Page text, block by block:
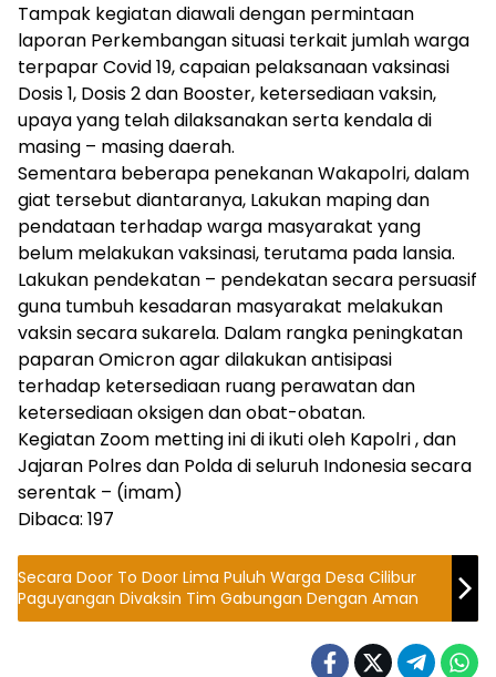
Tampak kegiatan diawali dengan permintaan
laporan Perkembangan situasi terkait jumlah warga
terpapar Covid 19, capaian pelaksanaan vaksinasi
Dosis 1, Dosis 2 dan Booster, ketersediaan vaksin,
upaya yang telah dilaksanakan serta kendala di
masing – masing daerah.
Sementara beberapa penekanan Wakapolri, dalam
giat tersebut diantaranya, Lakukan maping dan
pendataan terhadap warga masyarakat yang
belum melakukan vaksinasi, terutama pada lansia.
Lakukan pendekatan – pendekatan secara persuasif
guna tumbuh kesadaran masyarakat melakukan
vaksin secara sukarela. Dalam rangka peningkatan
paparan Omicron agar dilakukan antisipasi
terhadap ketersediaan ruang perawatan dan
ketersediaan oksigen dan obat-obatan.
Kegiatan Zoom metting ini di ikuti oleh Kapolri , dan
Jajaran Polres dan Polda di seluruh Indonesia secara
serentak – (imam)
Dibaca: 197
Secara Door To Door Lima Puluh Warga Desa Cilibur
Paguyangan Divaksin Tim Gabungan Dengan Aman